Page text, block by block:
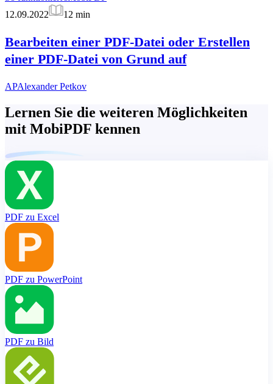
12.09.2022
12 min
Bearbeiten einer PDF-Datei oder Erstellen
einer PDF-Datei von Grund auf
APAlexander Petkov
Lernen Sie die weiteren Möglichkeiten
mit MobiPDF kennen
PDF zu Excel
PDF zu PowerPoint
PDF zu Bild